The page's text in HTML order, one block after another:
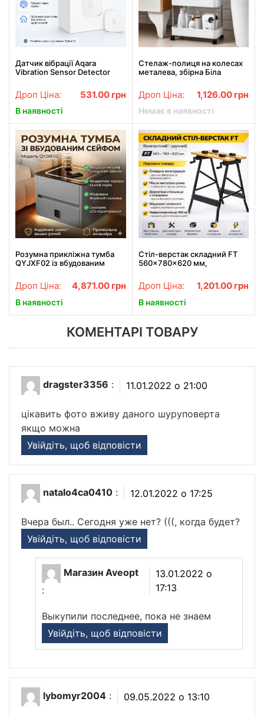
Датчик вібрації Aqara
Vibration Sensor Detector
Дроп Ціна: 531.00 грн
В наявності
Стелаж-полиця на колесах
металева, збірна Біла
Дроп Ціна: 1,126.00 грн
Немає в наявності
Розумна прикліжна тумба
QYJXF02 із вбудованим
колонкою та USB, сенсорна
підсвітка, екокожа, сіра
Дроп Ціна: 4,871.00 грн
В наявності
Стіл-верстак складний FT
560×780×620 мм,
затискачами та тисками,
навантаження до 100 кг, для
гаража та майстерні
Дроп Ціна: 1,201.00 грн
В наявності
КОМЕНТАРІ ТОВАРУ
dragster3356 : 11.01.2022 о 21:00
цікавить фото вживу даного шуруповерта
якщо можна
Увійдіть, щоб відповісти
natalo4ca0410 : 12.01.2022 о 17:25
Вчера был.. Сегодня уже нет? (((, когда будет?
Увійдіть, щоб відповісти
Магазин Aveopt
:
13.01.2022 о
17:13
Выкупили последнее, пока не знаем
Увійдіть, щоб відповісти
lybomyr2004 : 09.05.2022 о 13:10